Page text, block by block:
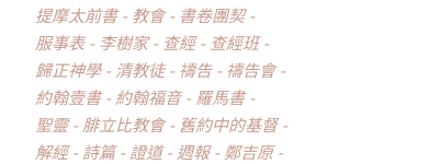
提摩太前書
教會
書卷團契
服事表
李樹家 查經
查經班
歸正神學
清教徒 禱告
禱告會
約翰壹書
約翰福音
羅馬書
聖靈
腓立比教會
舊約中的基督
解經
詩篇 證道 週報
鄭吉原